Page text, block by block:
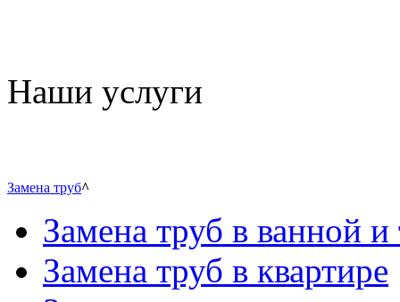
Наши услуги
Замена труб^
Замена труб в ванной и
Замена труб в квартире